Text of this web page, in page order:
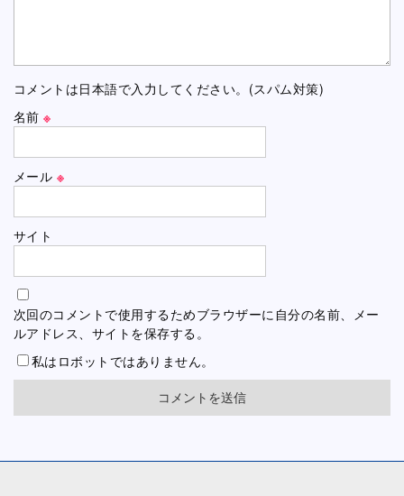
コメントは日本語で入力してください。(スパム対策)
名前※
メール ※
サイト
次回のコメントで使用するためブラウザーに自分の名前、メー
ルアドレス、サイトを保存する。
私はロボットではありません。